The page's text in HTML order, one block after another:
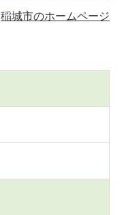
稲城市のホームページ